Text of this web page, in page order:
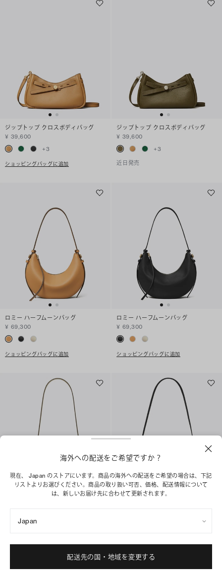
ジップトップ クロスボディバッグ
¥ 39,600
+3
ショッピングバッグに追加
ジップトップ クロスボディバッグ
¥ 39,600
+3
近日発売
ロミー ハーフムーンバッグ
¥ 69,300
ショッピングバッグに追加
ロミー ハーフムーンバッグ
¥ 69,300
ショッピングバッグに追加
ショッピングバッグに追加
ベストセラー
ショッピングバッグに追加
海外への配送をご希望ですか？
現在、 Japan のストアにいます。商品の海外への配送をご希望の場合は、下記
リストよりお選びください。商品の取り扱い可否、価格、配送情報について
は、新しいお届け先に合わせて更新されます。
Japan
配送先の国・地域を変更する